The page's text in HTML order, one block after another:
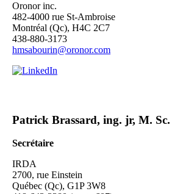
Oronor inc.
482-4000 rue St-Ambroise
Montréal (Qc), H4C 2C7
438-880-3173
hmsabourin@oronor.com
Patrick Brassard, ing. jr, M. Sc.
Secrétaire
IRDA
2700, rue Einstein
Québec (Qc), G1P 3W8